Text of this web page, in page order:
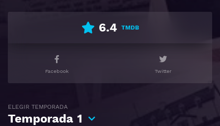
6.4 TMDB
Facebook Twitter
ELEGIR TEMPORADA
Temporada 1